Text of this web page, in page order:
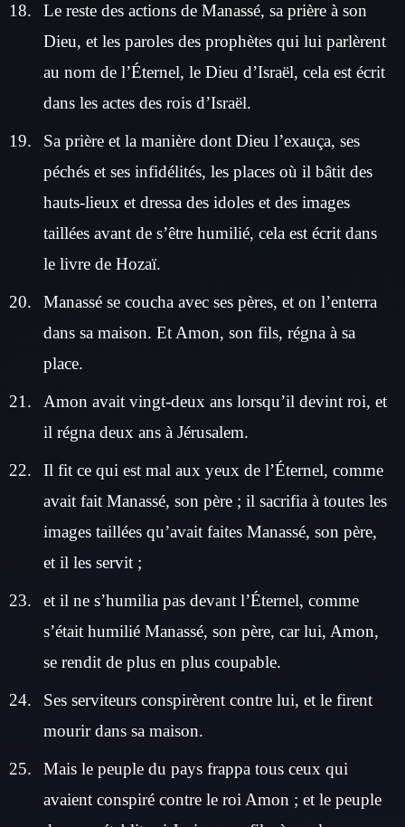
Le reste des actions de Manassé, sa prière à son
Dieu, et les paroles des prophètes qui lui parlèrent
au nom de l’Éternel, le Dieu d’Israël, cela est écrit
dans les actes des rois d’Israël.
Sa prière et la manière dont Dieu l’exauça, ses
péchés et ses infidélités, les places où il bâtit des
hauts-lieux et dressa des idoles et des images
taillées avant de s’être humilié, cela est écrit dans
le livre de Hozaï.
Manassé se coucha avec ses pères, et on l’enterra
dans sa maison. Et Amon, son fils, régna à sa
place.
Amon avait vingt-deux ans lorsqu’il devint roi, et
il régna deux ans à Jérusalem.
Il fit ce qui est mal aux yeux de l’Éternel, comme
avait fait Manassé, son père ; il sacrifia à toutes les
images taillées qu’avait faites Manassé, son père,
et il les servit ;
et il ne s’humilia pas devant l’Éternel, comme
s’était humilié Manassé, son père, car lui, Amon,
se rendit de plus en plus coupable.
Ses serviteurs conspirèrent contre lui, et le firent
mourir dans sa maison.
Mais le peuple du pays frappa tous ceux qui
avaient conspiré contre le roi Amon ; et le peuple